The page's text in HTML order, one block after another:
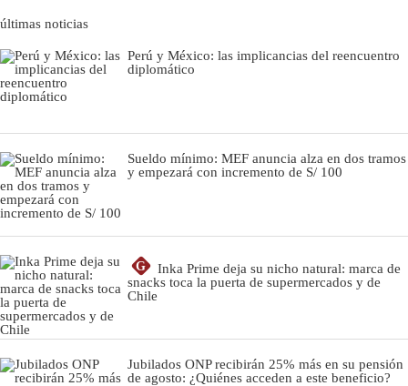
últimas noticias
Perú y México: las implicancias del reencuentro
diplomático
Sueldo mínimo: MEF anuncia alza en dos tramos
y empezará con incremento de S/ 100
G
Inka Prime deja su nicho natural: marca de
snacks toca la puerta de supermercados y de
Chile
Jubilados ONP recibirán 25% más en su pensión
de agosto: ¿Quiénes acceden a este beneficio?